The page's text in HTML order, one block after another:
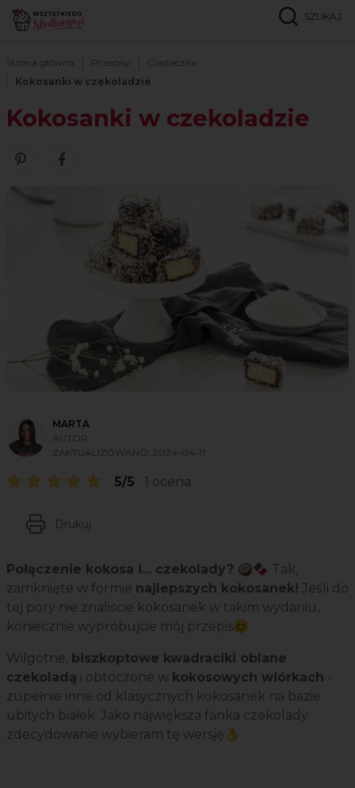
SZUKAJ
Strona główna Przepisy
Ciasteczka
Kokosanki w czekoladzie
Kokosanki w czekoladzie
Zobacz nasze piny w serwisie Pinterest
Udostępnij ten przepis w serwisie Facebook
MARTA
AUTOR
ZAKTUALIZOWANO: 2024-04-11
5/5 1 ocena
Drukuj
Połączenie kokosa i... czekolady? 🥥🍫 Tak,
zamknięte w formie najlepszych kokosanek! Jeśli do
tej pory nie znaliście kokosanek w takim wydaniu,
koniecznie wypróbujcie mój przepis😊
Wilgotne, biszkoptowe kwadraciki oblane
czekoladą i obtoczone w kokosowych wiórkach -
zupełnie inne od klasycznych kokosanek na bazie
ubitych białek. Jako największa fanka czekolady
zdecydowanie wybieram tę wersję👌